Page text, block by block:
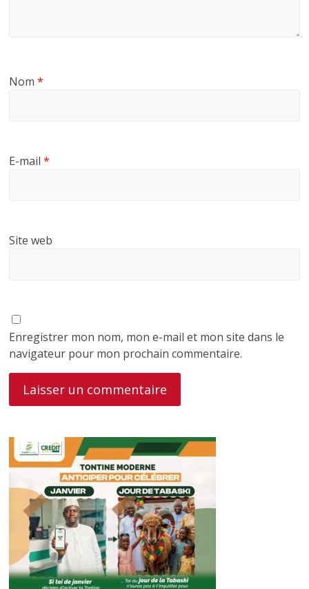
Nom*
E-mail*
Site web
Enregistrer mon nom, mon e-mail et mon site dans le
navigateur pour mon prochain commentaire.